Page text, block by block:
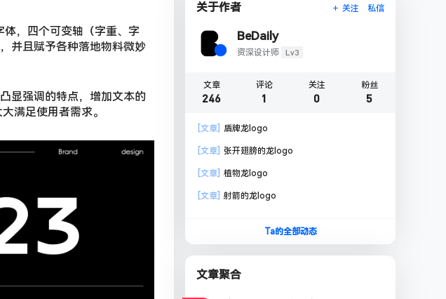
，四个可变轴（字重、字
并且赋予各种落地物料微妙
显强调的特点，增加文本的
满足使用者需求。
关于作者 关注 私信
BeDaily
资深设计师 Lv3
文章
246
评论
1
关注
0
粉丝
5
[文章] 盾牌龙logo
[文章] 张开翅膀的龙logo
[文章] 植物龙logo
[文章] 射箭的龙logo
Ta的全部动态
文章聚合